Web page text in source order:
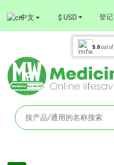
中文 $ USD 登记
5.0out of